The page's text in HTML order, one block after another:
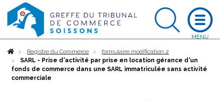
AccueilRegistre du Commerce
formulaire modification 2
SARL - Prise d'activité par prise en location gérance d'un
fonds de commerce dans une SARL immatriculée sans activité
commerciale